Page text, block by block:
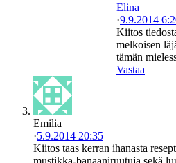
Elina
·9.9.2014
Kiitos
melkoisen
tämän
Vastaa
Emilia
·5.9.2014 20:35
Kiitos taas kerran ihanasta
mustikka-banaaniruutuja sekä